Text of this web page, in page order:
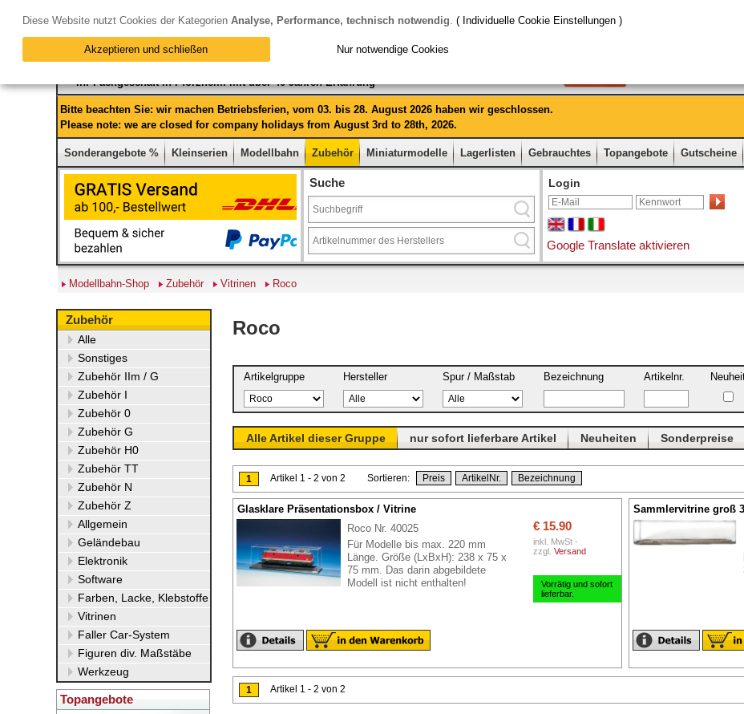
Ihr Fachgeschäft in Pforzheim mit über 40 Jahren Erfahrung
Bitte beachten Sie: wir machen Betriebsferien, vom 03. bis 28. August 2026 haben wir geschlossen.
Please note: we are closed for company holidays from August 3rd to 28th, 2026.
Sonderangebote % Kleinserien Modellbahn Zubehör Miniaturmodelle Lagerlisten Gebrauchtes Topangebote Gutscheine
Suche Login
Google Translate aktivieren
Modellbahn-Shop Zubehör Vitrinen Roco
Zubehör
Alle
Sonstiges
Zubehör IIm / G
Zubehör I
Zubehör 0
Zubehör G
Zubehör H0
Zubehör TT
Zubehör N
Zubehör Z
Allgemein
Geländebau
Elektronik
Software
Farben, Lacke, Klebstoffe
Vitrinen
Faller Car-System
Figuren div. Maßstäbe
Werkzeug
Topangebote
Roco
Artikelgruppe Hersteller Spur / Maßstab Bezeichnung Artikelnr.
Alle Artikel dieser Gruppe nur sofort lieferbare Artikel Neuheiten Sonderpreise
1 Artikel 1 - 2 von 2 Sortieren: Preis ArtikelNr. Bezeichnung
Glasklare Präsentationsbox / Vitrine
Roco Nr. 40025
Für Modelle bis max. 220 mm
Länge. Größe (LxBxH): 238 x 75 x
75 mm. Das darin abgebildete
Modell ist nicht enthalten!
€ 15.90
inkl. MwSt -
zzgl. Versand
Vorrätig und sofort
lieferbar.
Sammlervitrine groß
1 Artikel 1 - 2 von 2
Diese Website nutzt Cookies der Kategorien Analyse, Performance, technisch notwendig. ( Individuelle Cookie Einstellungen )
Akzeptieren und schließen Nur notwendige Cookies